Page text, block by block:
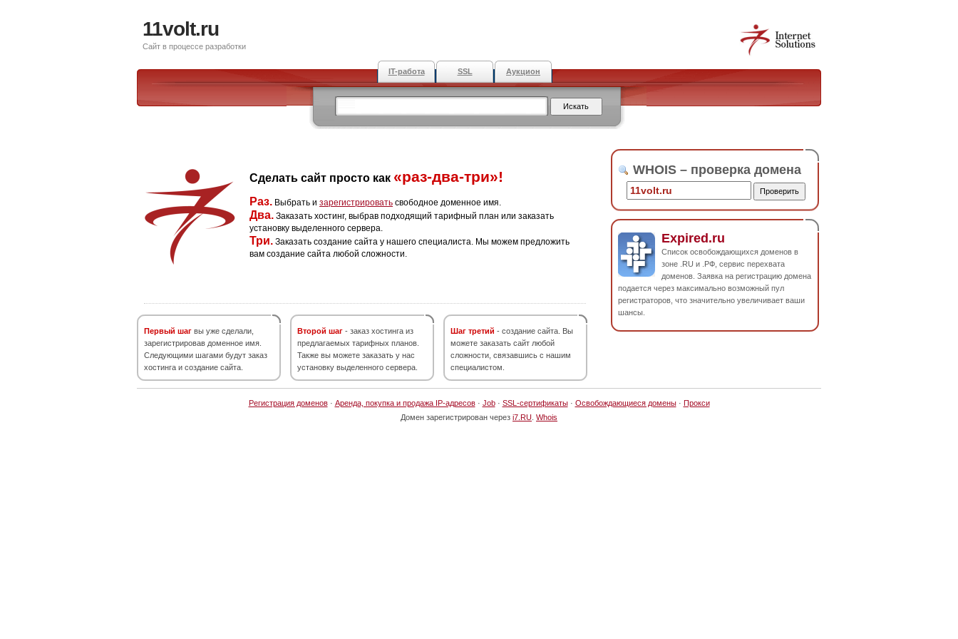
11volt.ru
Сайт в процессе разработки
IT-работа SSL Аукцион
Сделать сайт просто как «раз-два-три»!
Раз. Выбрать и зарегистрировать свободное доменное имя.
Два. Заказать хостинг, выбрав подходящий тарифный план или заказать
установку выделенного сервера.
Три. Заказать создание сайта у нашего специалиста. Мы можем предложить
вам создание сайта любой сложности.
Первый шаг вы уже сделали,
зарегистрировав доменное имя.
Следующими шагами будут заказ
хостинга и создание сайта.
Второй шаг - заказ хостинга из
предлагаемых тарифных планов.
Также вы можете заказать у нас
установку выделенного сервера.
Шаг третий - создание сайта. Вы
можете заказать сайт любой
сложности, связавшись с нашим
специалистом.
WHOIS – проверка домена
Expired.ru
Список освобождающихся доменов в
зоне .RU и .РФ, сервис перехвата
доменов. Заявка на регистрацию домена
подается через максимально возможный пул
регистраторов, что значительно увеличивает ваши
шансы.
Регистрация доменов· Аренда, покупка и продажа IP-адресов· Job· SSL-сертификаты· Освобождающиеся домены· Прокси
Домен зарегистрирован через i7.RU Whois